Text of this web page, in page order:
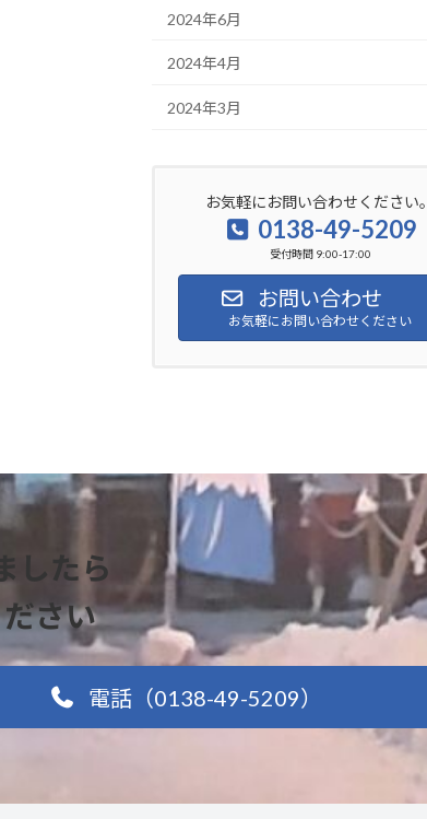
2024年6月
2024年4月
2024年3月
お気軽にお問い合わせください。
0138-49-5209
受付時間 9:00-17:00
お問い合わせ
お気軽にお問い合わせください
したら
さい
電話（0138-49-5209）